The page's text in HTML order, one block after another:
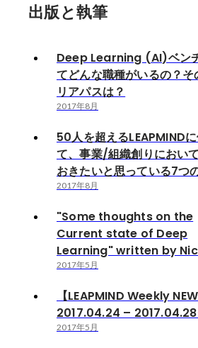
出版と執筆
Deep Learning (AI)ベン
てどんな職種がいるの？そ
リアパスは？
2017年8月
50人を超えるLEAPMIND
て、事業/組織創りにおい
おきたいと思っている7つ
2017年8月
"Some thoughts on the
Current state of Deep
Learning" written by
2017年5月
【LEAPMIND Weekly
2017.04.24 –
2017年5月